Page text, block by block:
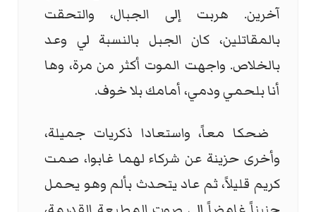
آخرين. هربت إلى الجبال، والتحقت
بالمقاتلين، كان الجبل بالنسبة لي وعد
بالخلاص. واجهت الموت أكثر من مرة، وها
أنا بلحمي ودمي، أمامك بلا خوف.
ضحكا معاً، واستعادا ذكريات جميلة،
وأخرى حزينة عن شركاء لهما غابوا، صمت
كريم قليلاً، ثم عاد يتحدث بألم وهو يحمل